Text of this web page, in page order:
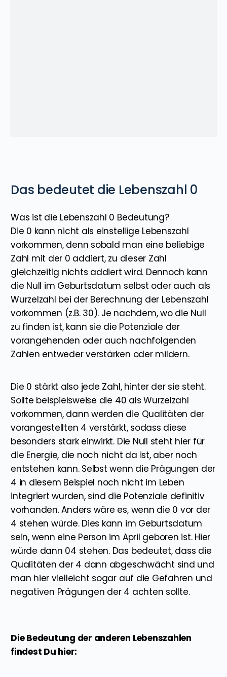
Das bedeutet die Lebenszahl 0
Was ist die Lebenszahl 0 Bedeutung?
Die 0 kann nicht als einstellige Lebenszahl
vorkommen, denn sobald man eine beliebige
Zahl mit der 0 addiert, zu dieser Zahl
gleichzeitig nichts addiert wird. Dennoch kann
die Null im Geburtsdatum selbst oder auch als
Wurzelzahl bei der Berechnung der Lebenszahl
vorkommen (z.B. 30). Je nachdem, wo die Null
zu finden ist, kann sie die Potenziale der
vorangehenden oder auch nachfolgenden
Zahlen entweder verstärken oder mildern.
Die 0 stärkt also jede Zahl, hinter der sie steht.
Sollte beispielsweise die 40 als Wurzelzahl
vorkommen, dann werden die Qualitäten der
vorangestellten 4 verstärkt, sodass diese
besonders stark einwirkt. Die Null steht hier für
die Energie, die noch nicht da ist, aber noch
entstehen kann. Selbst wenn die Prägungen der
4 in diesem Beispiel noch nicht im Leben
integriert wurden, sind die Potenziale definitiv
vorhanden. Anders wäre es, wenn die 0 vor der
4 stehen würde. Dies kann im Geburtsdatum
sein, wenn eine Person im April geboren ist. Hier
würde dann 04 stehen. Das bedeutet, dass die
Qualitäten der 4 dann abgeschwächt sind und
man hier vielleicht sogar auf die Gefahren und
negativen Prägungen der 4 achten sollte.
Die Bedeutung der anderen Lebenszahlen
findest Du hier: